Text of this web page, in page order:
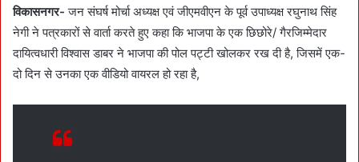
a
n
i
विकासनगर- जन संघर्ष मोर्चा अध्यक्ष एवं जीएमवीएन के पूर्व उपाध्यक्ष रघुनाथ सिंह
नेगी ने पत्रकारों से वार्ता करते हुए कहा कि भाजपा के एक छिछोरे/ गैरजिम्मेदार
दायित्वधारी विश्वास डाबर ने भाजपा की पोल पट्टी खोलकर रख दी है, जिसमें एक-
दो दिन से उनका एक वीडियो वायरल हो रहा है,